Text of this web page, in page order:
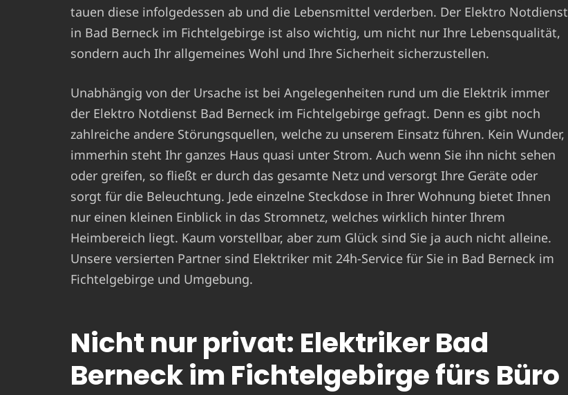
tauen diese infolgedessen ab und die Lebensmittel verderben. Der Elektro Notdienst
in Bad Berneck im Fichtelgebirge ist also wichtig, um nicht nur Ihre Lebensqualität,
sondern auch Ihr allgemeines Wohl und Ihre Sicherheit sicherzustellen.
Unabhängig von der Ursache ist bei Angelegenheiten rund um die Elektrik immer
der Elektro Notdienst Bad Berneck im Fichtelgebirge gefragt. Denn es gibt noch
zahlreiche andere Störungsquellen, welche zu unserem Einsatz führen. Kein Wunder,
immerhin steht Ihr ganzes Haus quasi unter Strom. Auch wenn Sie ihn nicht sehen
oder greifen, so fließt er durch das gesamte Netz und versorgt Ihre Geräte oder
sorgt für die Beleuchtung. Jede einzelne Steckdose in Ihrer Wohnung bietet Ihnen
nur einen kleinen Einblick in das Stromnetz, welches wirklich hinter Ihrem
Heimbereich liegt. Kaum vorstellbar, aber zum Glück sind Sie ja auch nicht alleine.
Unsere versierten Partner sind Elektriker mit 24h-Service für Sie in Bad Berneck im
Fichtelgebirge und Umgebung.
Nicht nur privat: Elektriker Bad
Berneck im Fichtelgebirge fürs Büro